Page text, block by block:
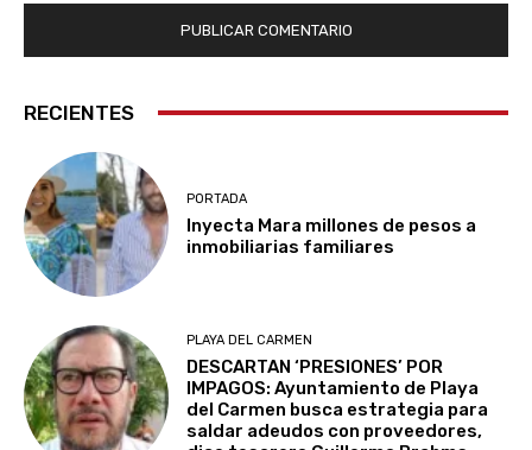
RECIENTES
PORTADA
Inyecta Mara millones de pesos a
inmobiliarias familiares
PLAYA DEL CARMEN
DESCARTAN ‘PRESIONES’ POR
IMPAGOS: Ayuntamiento de Playa
del Carmen busca estrategia para
saldar adeudos con proveedores,